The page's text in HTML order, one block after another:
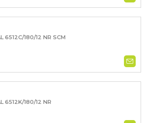
6512C/180/12 NR SCM
6512K/180/12 NR